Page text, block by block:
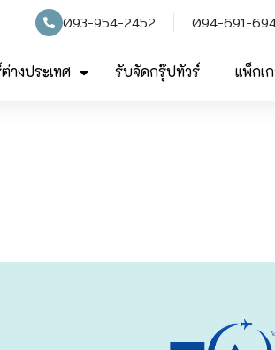
093-954-2452 094-691-
างประเทศ รับจัดกรุ๊ปทัวร์ แพ็กเ